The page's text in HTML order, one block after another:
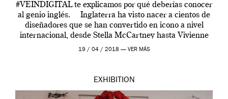
#VEINDIGITAL te explicamos por qué deberías conocer
al genio inglés. Inglaterra ha visto nacer a cientos de
diseñadores que se han convertido en icono a nivel
internacional, desde Stella McCartney hasta Vivienne
Westwood pasando […]
19 / 04 / 2018 — VER MÁS
EXHIBITION